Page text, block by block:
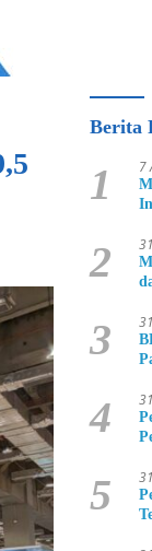
Berita
1 7
2
3
4
5